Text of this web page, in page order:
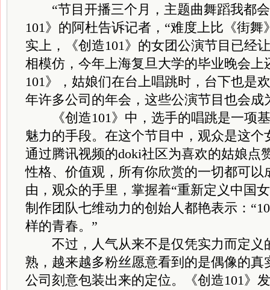
“节目开播三个月，主题曲舞蹈我都会
101》的阿杜告诉记者，“难度上比《街
实上，《创造101》的女团公演节目已经
相模仿，今年上海复旦大学的毕业晚会上
101》，姑娘们在台上唱跳时，台下也是
年许多公司的年会，这些公演节目也会成
《创造101》中，选手的唱跳是一项
魅力的手段。在这个节目中，观众是这个
通过腾讯视频的doki社区为喜欢的姑娘点
性格、价值观，所有你欣赏的一切都可以
由，观众的手里，掌握着“重新定义中国
制作团队七维动力的创始人都艳表示：
样的青春。”
不过，人气从来不是仅凭实力而定义
熟，越来越多粉丝愿意看到的是偶像的真
公司刻意包装出来的定位。《创造101》